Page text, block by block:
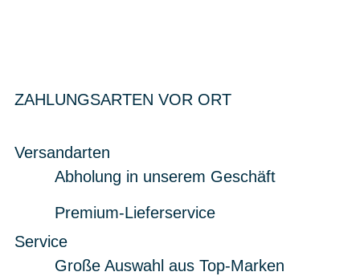
ZAHLUNGSARTEN VOR ORT
Versandarten
Abholung in unserem Geschäft
Premium-Lieferservice
Service
Große Auswahl aus Top-Marken